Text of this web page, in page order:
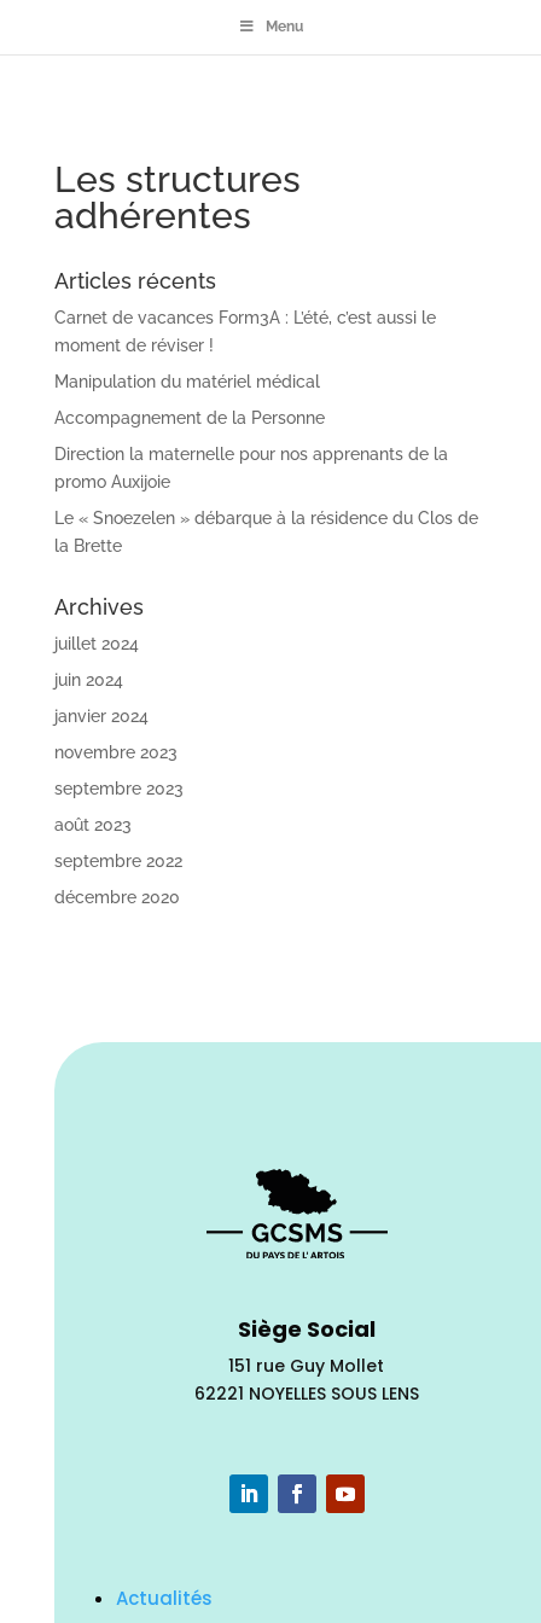
Menu
Les structures
adhérentes
Articles récents
Carnet de vacances Form3A : L’été, c’est aussi le
moment de réviser !
Manipulation du matériel médical
Accompagnement de la Personne
Direction la maternelle pour nos apprenants de la
promo Auxijoie
Le « Snoezelen » débarque à la résidence du Clos de
la Brette
Archives
juillet 2024
juin 2024
janvier 2024
novembre 2023
septembre 2023
août 2023
septembre 2022
décembre 2020
Siège Social
151 rue Guy Mollet
62221 NOYELLES SOUS LENS
Actualités